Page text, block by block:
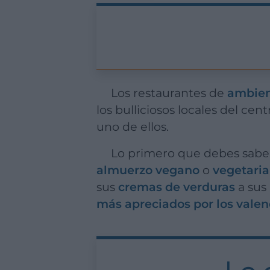
Los restaurantes de
los bulliciosos locales del
uno de ellos.
Lo primero que debes
almuerzo vegano o
sus cremas de verduras a
más apreciados por los